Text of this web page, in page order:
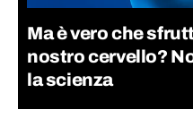
Ma è vero che
nostro cervello?
la scienza